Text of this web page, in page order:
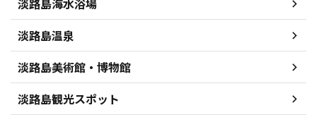
淡路島海水浴場
淡路島温泉
淡路島美術館・博物館
淡路島観光スポット